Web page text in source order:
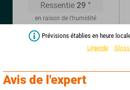
Ressentie 29 °
en raison de l'humidité
Prévisions établies en heure
Légende
Avis de l'expert